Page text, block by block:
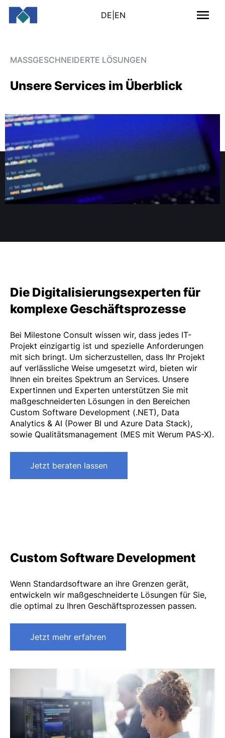
DE EN
MASSGESCHNEIDERTE LÖSUNGEN
Unsere Services im Überblick
Die Digitalisierungsexperten für
komplexe Geschäftsprozesse
Bei Milestone Consult wissen wir, dass jedes IT-
Projekt einzigartig ist und spezielle Anforderungen
mit sich bringt. Um sicherzustellen, dass Ihr Projekt
auf verlässliche Weise umgesetzt wird, bieten wir
Ihnen ein breites Spektrum an Services. Unsere
Expertinnen und Experten unterstützen Sie mit
maßgeschneiderten Lösungen in den Bereichen
Custom Software Development (.NET), Data
Analytics & AI (Power BI und Azure Data Stack),
sowie Qualitätsmanagement (MES mit Werum PAS-X).
Jetzt beraten lassen
Custom Software Development
Wenn Standardsoftware an ihre Grenzen gerät,
entwickeln wir maßgeschneiderte Lösungen für Sie,
die optimal zu Ihren Geschäftsprozessen passen.
Jetzt mehr erfahren